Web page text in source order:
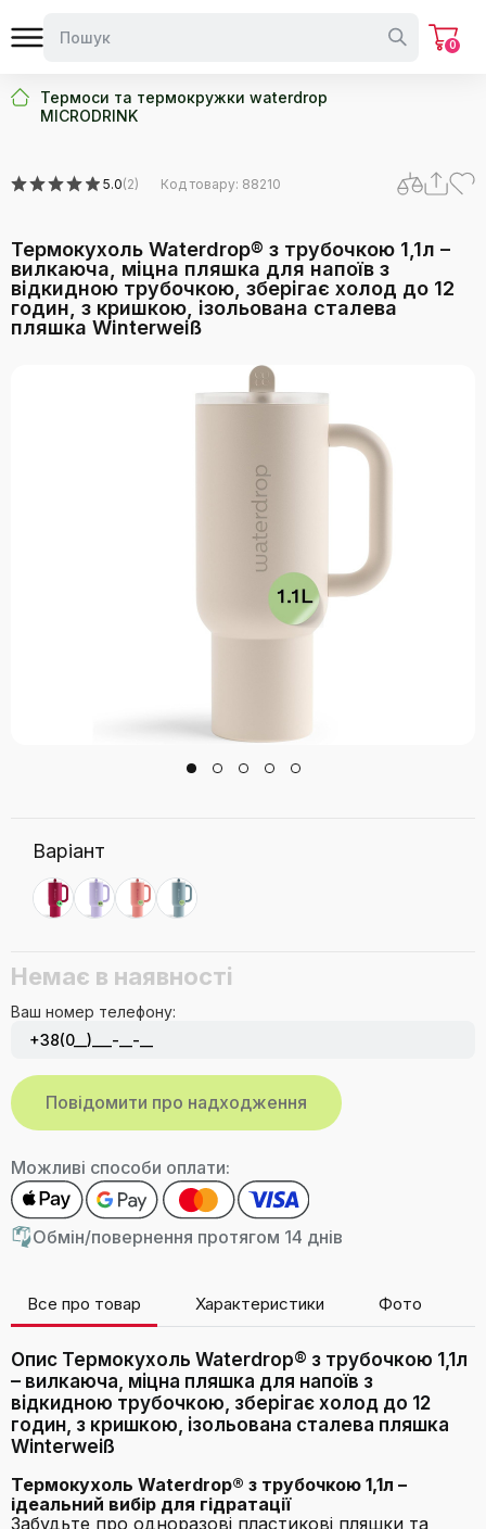
0
Термоси та термокружки waterdrop
MICRODRINK
5.0(2) Код товару: 88210
Термокухоль Waterdrop® з трубочкою 1,1л –
вилкаюча, міцна пляшка для напоїв з
відкидною трубочкою, зберігає холод до 12
годин, з кришкою, ізольована сталева
пляшка Winterweiß
Варіант
Немає в наявності
Ваш номер телефону:
Можливі способи оплати:
Обмін/повернення протягом 14 днів
Все про товар Характеристики Фото
Опис Термокухоль Waterdrop® з трубочкою 1,1л
– вилкаюча, міцна пляшка для напоїв з
відкидною трубочкою, зберігає холод до 12
годин, з кришкою, ізольована сталева пляшка
Winterweiß
Термокухоль Waterdrop® з трубочкою 1,1л –
ідеальний вибір для гідратації
Забудьте про одноразові пластикові пляшки та